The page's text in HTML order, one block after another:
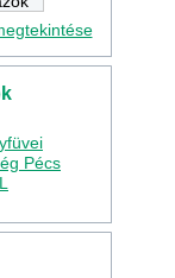
Pécs